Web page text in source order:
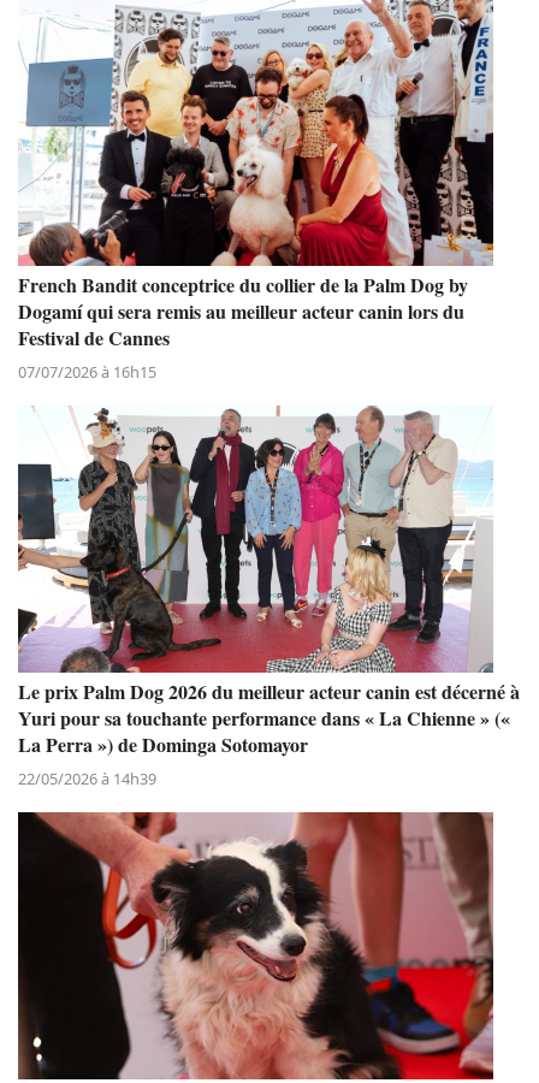
French Bandit conceptrice du collier de la Palm Dog by
Dogamí qui sera remis au meilleur acteur canin lors du
Festival de Cannes
07/07/2026 à 16h15
Le prix Palm Dog 2026 du meilleur acteur canin est décerné à
Yuri pour sa touchante performance dans « La Chienne » («
La Perra ») de Dominga Sotomayor
22/05/2026 à 14h39